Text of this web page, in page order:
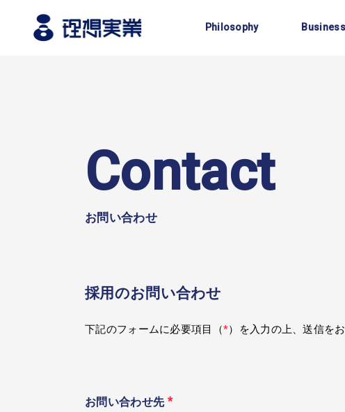
Philosophy
Business
Contact
お問い合わせ
採用のお問い合わせ
下記のフォームに必要項目（*）を入力の上、送信を
お問い合わせ先 *